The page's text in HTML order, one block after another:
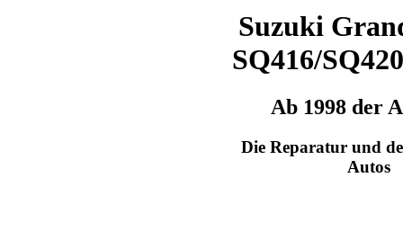
Suzuki
SQ416/
Ab 1998 der
Die Reparatur und
Autos